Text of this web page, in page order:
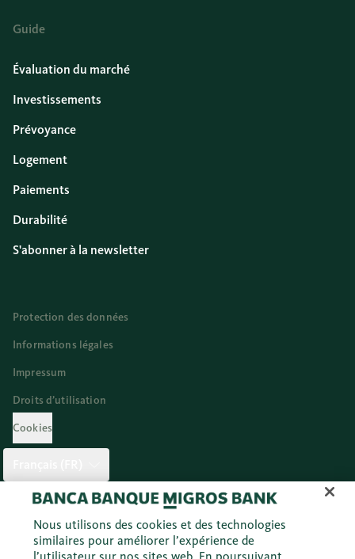
Guide
Évaluation du marché
Investissements
Prévoyance
Logement
Paiements
Durabilité
S'abonner à la newsletter
Protection des données
Informations légales
Impressum
Droits d’utilisation
Cookies
Twitter Facebook Instagram Youtube
Nous utilisons des cookies et des technologies
similaires pour améliorer l’expérience de